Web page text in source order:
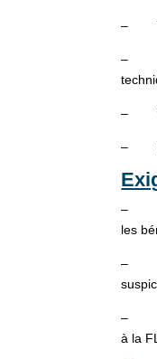
–
–
–
–
–
les
–
–
à la